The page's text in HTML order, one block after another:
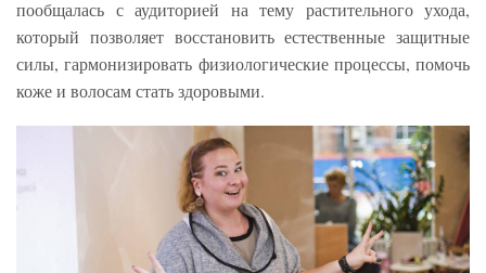
пообщалась с аудиторией на тему растительного ухода,
который позволяет восстановить естественные защитные
силы, гармонизировать физиологические процессы, помочь
коже и волосам стать здоровыми.